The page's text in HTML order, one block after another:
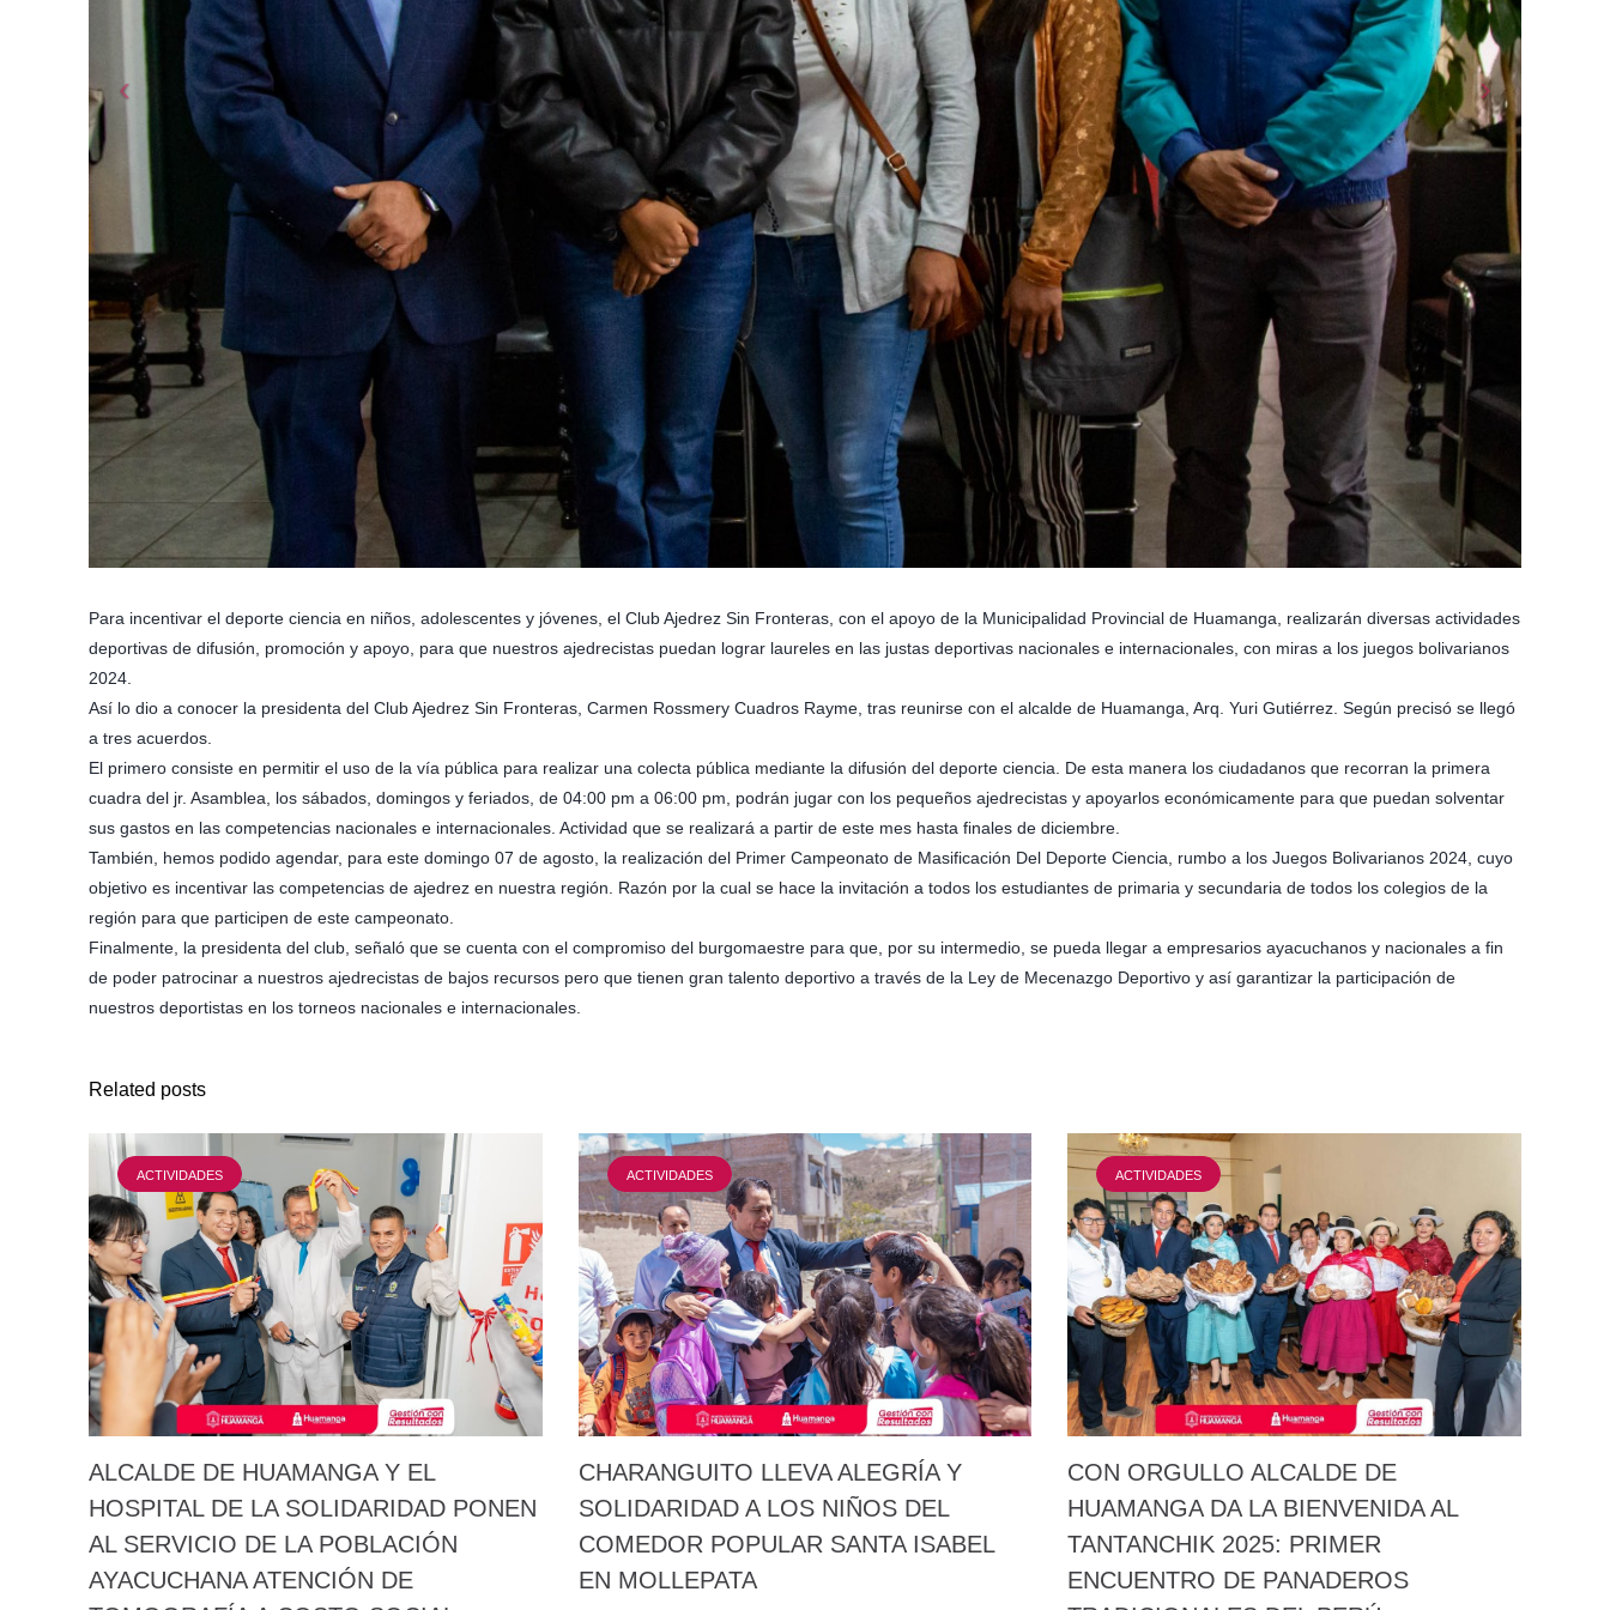
Para incentivar el deporte ciencia en niños, adolescentes y jóvenes, el Club Ajedrez Sin Fronteras, con el apoyo de la Municipalidad Provincial de Huamanga, realizarán diversas actividades
deportivas de difusión, promoción y apoyo, para que nuestros ajedrecistas puedan lograr laureles en las justas deportivas nacionales e internacionales, con miras a los juegos bolivarianos
2024.
Así lo dio a conocer la presidenta del Club Ajedrez Sin Fronteras, Carmen Rossmery Cuadros Rayme, tras reunirse con el alcalde de Huamanga, Arq. Yuri Gutiérrez. Según precisó se llegó
a tres acuerdos.
El primero consiste en permitir el uso de la vía pública para realizar una colecta pública mediante la difusión del deporte ciencia. De esta manera los ciudadanos que recorran la primera
cuadra del jr. Asamblea, los sábados, domingos y feriados, de 04:00 pm a 06:00 pm, podrán jugar con los pequeños ajedrecistas y apoyarlos económicamente para que puedan solventar
sus gastos en las competencias nacionales e internacionales. Actividad que se realizará a partir de este mes hasta finales de diciembre.
También, hemos podido agendar, para este domingo 07 de agosto, la realización del Primer Campeonato de Masificación Del Deporte Ciencia, rumbo a los Juegos Bolivarianos 2024, cuyo
objetivo es incentivar las competencias de ajedrez en nuestra región. Razón por la cual se hace la invitación a todos los estudiantes de primaria y secundaria de todos los colegios de la
región para que participen de este campeonato.
Finalmente, la presidenta del club, señaló que se cuenta con el compromiso del burgomaestre para que, por su intermedio, se pueda llegar a empresarios ayacuchanos y nacionales a fin
de poder patrocinar a nuestros ajedrecistas de bajos recursos pero que tienen gran talento deportivo a través de la Ley de Mecenazgo Deportivo y así garantizar la participación de
nuestros deportistas en los torneos nacionales e internacionales.
Related posts
ACTIVIDADES
ALCALDE DE HUAMANGA Y EL
HOSPITAL DE LA SOLIDARIDAD PONEN
AL SERVICIO DE LA POBLACIÓN
AYACUCHANA ATENCIÓN DE
ACTIVIDADES
CHARANGUITO LLEVA ALEGRÍA Y
SOLIDARIDAD A LOS NIÑOS DEL
COMEDOR POPULAR SANTA ISABEL
EN MOLLEPATA
ACTIVIDADES
CON ORGULLO ALCALDE DE
HUAMANGA DA LA BIENVENIDA AL
TANTANCHIK 2025: PRIMER
ENCUENTRO DE PANADEROS